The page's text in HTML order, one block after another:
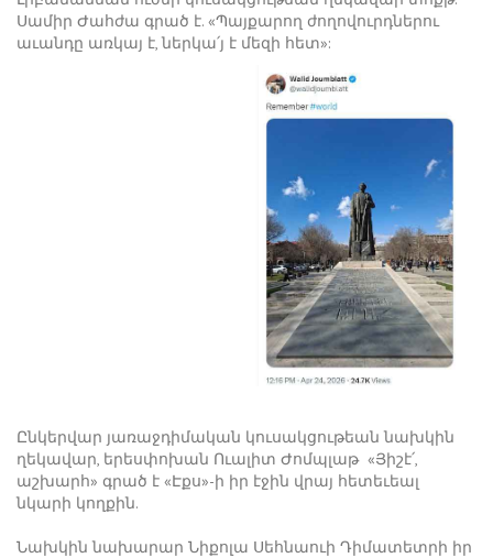
Սամիր Ժահժա գրած է. «Պայքարող ժողովուրդներու
աւանդը առկայ է, ներկա՛յ է մեզի հետ»:
Ընկերվար յառաջդիմական կուսակցութեան նախկին
ղեկավար, երեսփոխան Ուալիտ Ժոմպլաթ «Յիշէ՛,
աշխարհ» գրած է «Էքս»-ի իր էջին վրայ հետեւեալ
նկարի կողքին.
Նախկին նախարար Նիքոլա Սեհնաուի Դիմատետրի իր